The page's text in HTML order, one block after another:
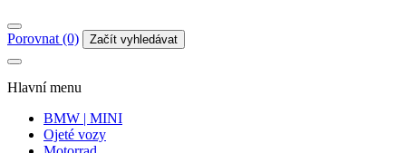
Porovnat (0) Začít vyhledávat
Hlavní menu
BMW | MINI
Ojeté vozy